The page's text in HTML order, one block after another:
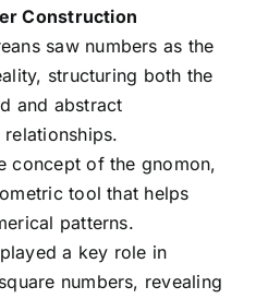
Construction
saw numbers as the
structuring both the
and abstract
concept of the gnomon,
tool that helps
patterns.
a key role in
numbers, revealing